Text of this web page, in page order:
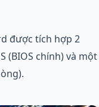
được tích hợp 2
(BIOS chính) và một